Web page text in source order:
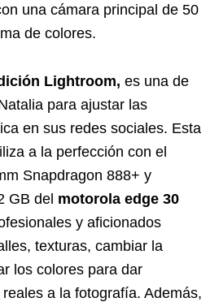
una cámara principal de 50
de colores.
Lightroom, es una de
para ajustar las
en sus redes sociales. Esta
a la perfección con el
Snapdragon 888+ y
GB del motorola edge 30
y aficionados
texturas, cambiar la
los colores para dar
a la fotografía. Además,